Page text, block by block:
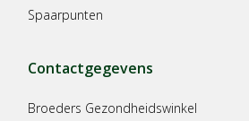
Spaarpunten
Contactgegevens
Broeders Gezondheidswinkel